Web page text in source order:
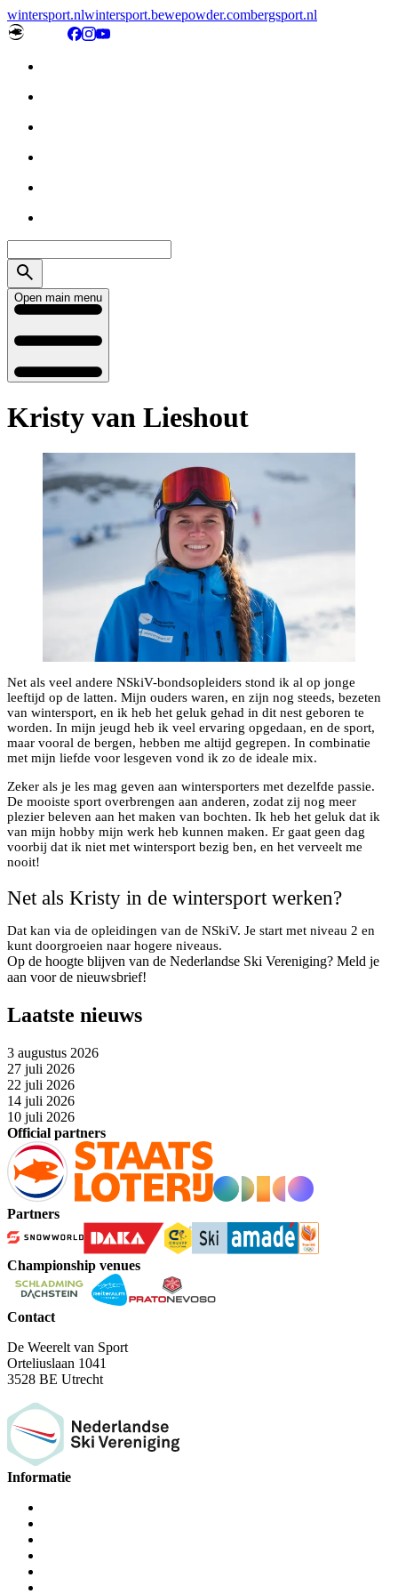
wintersport.nlwintersport.bewepowder.combergsport.nl
Open main menu
Kristy van Lieshout
Net als veel andere NSkiV-bondsopleiders stond ik al op jonge
leeftijd op de latten. Mijn ouders waren, en zijn nog steeds, bezeten
van wintersport, en ik heb het geluk gehad in dit nest geboren te
worden. In mijn jeugd heb ik veel ervaring opgedaan, en de sport,
maar vooral de bergen, hebben me altijd gegrepen. In combinatie
met mijn liefde voor lesgeven vond ik zo de ideale mix.
Zeker als je les mag geven aan wintersporters met dezelfde passie.
De mooiste sport overbrengen aan anderen, zodat zij nog meer
plezier beleven aan het maken van bochten. Ik heb het geluk dat ik
van mijn hobby mijn werk heb kunnen maken. Er gaat geen dag
voorbij dat ik niet met wintersport bezig ben, en het verveelt me
nooit!
Net als Kristy in de wintersport werken?
Dat kan via de opleidingen van de NSkiV. Je start met niveau 2 en
kunt doorgroeien naar hogere niveaus.
Op de hoogte blijven van de Nederlandse Ski Vereniging? Meld je
aan voor de nieuwsbrief!
Laatste nieuws
3 augustus 2026
27 juli 2026
22 juli 2026
14 juli 2026
10 juli 2026
Official partners
Partners
Championship venues
Contact
De Weerelt van Sport
Orteliuslaan 1041
3528 BE Utrecht
Informatie